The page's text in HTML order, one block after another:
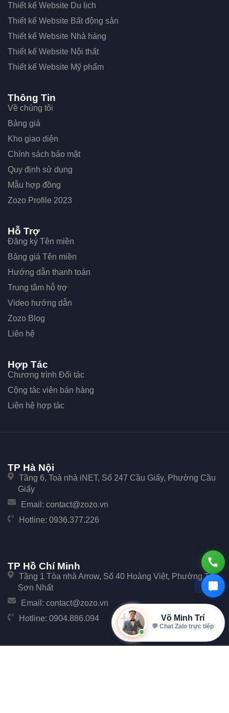
Thiết kế Website Du lịch
Thiết kế Website Bất động sản
Thiết kế Website Nhà hàng
Thiết kế Website Nội thất
Thiết kế Website Mỹ phẩm
Thông Tin
Về chúng tôi
Bảng giá
Kho giao diện
Chính sách bảo mật
Quy định sử dụng
Mẫu hợp đồng
Zozo Profile 2023
Hỗ Trợ
Đăng ký Tên miền
Bảng giá Tên miền
Hướng dẫn thanh toán
Trung tâm hỗ trợ
Video hướng dẫn
Zozo Blog
Liên hệ
Hợp Tác
Chương trình Đối tác
Cộng tác viên bán hàng
Liên hệ hợp tác
TP Hà Nội
Tầng 6, Toà nhà iNET, Số 247 Cầu Giấy, Phường Cầu
Giấy
Email: contact@zozo.vn
Hotline: 0936.377.226
TP Hồ Chí Minh
Tầng 1 Tòa nhà Arrow, Số 40 Hoàng Việt, Phường Tân
Sơn Nhất
Email: contact@zozo.vn
Hotline: 0904.886.094 Võ Minh Trí
⭐ 10+ năm kinh nghiệm